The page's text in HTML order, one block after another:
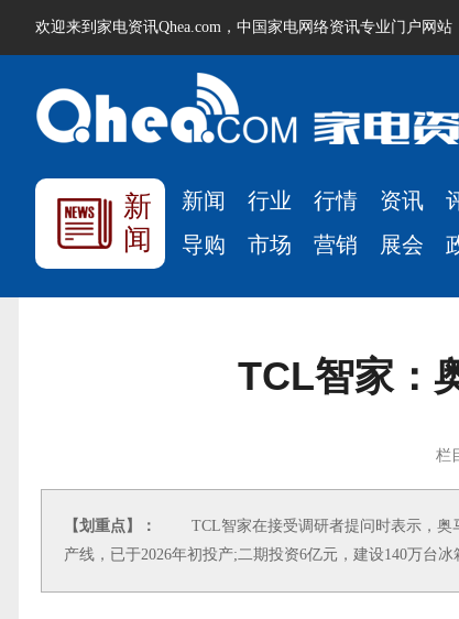
欢迎来到家电资讯Qhea.com，中国家电网络资讯专业门户网站
新
闻
新闻 行业 行情 资讯
导购
市场 营销 展会
TCL智家：
栏
【划重点】：
TCL智家在接受调研者提问时表示，奥马
产线，已于2026年初投产;二期投资6亿元，建设140万台